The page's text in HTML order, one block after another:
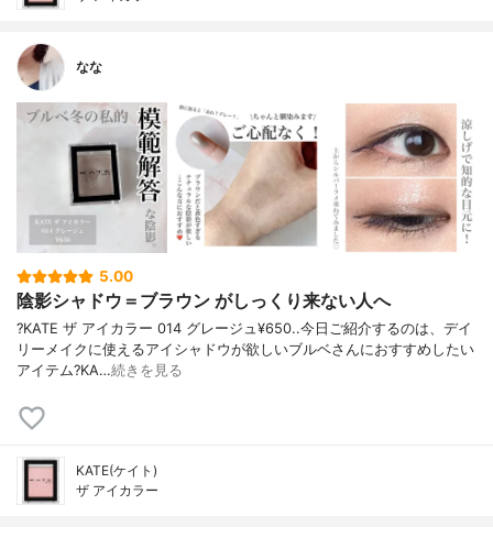
なな
5.00
陰影シャドウ＝ブラウン がしっくり来ない人へ
?KATE ザ アイカラー 014 グレージュ¥650..今日ご紹介するのは、デイ
リーメイクに使えるアイシャドウが欲しいブルベさんにおすすめしたい
アイテム?KA…続きを見る
KATE(ケイト)
ザ アイカラー